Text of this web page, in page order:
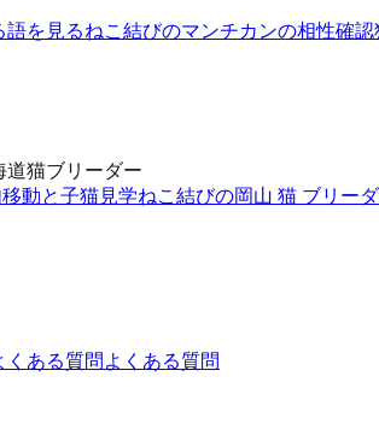
語を見るねこ結びのマンチカンの相性確認
道猫ブリーダー
動と子猫見学ねこ結びの岡山 猫 ブリー
くある質問 よくある質問